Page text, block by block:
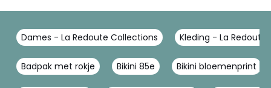
Dames - La Redoute Collections Kleding - La Redoute
Badpak met rokje Bikini 85e Bikini bloemenprint